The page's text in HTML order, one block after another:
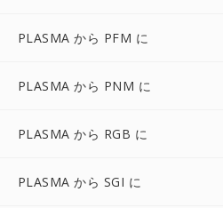
PLASMA から PFM に
PLASMA から PNM に
PLASMA から RGB に
PLASMA から SGI に